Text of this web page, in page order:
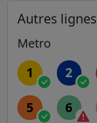
Autres lignes
Metro
1 2
5 6